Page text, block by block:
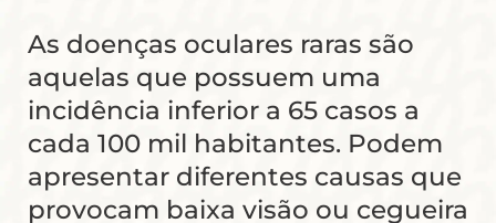
As doenças oculares raras são
aquelas que possuem uma
incidência inferior a 65 casos a
cada 100 mil habitantes. Podem
apresentar diferentes causas que
provocam baixa visão ou cegueira